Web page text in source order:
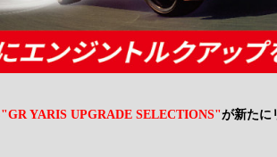
"GR YARIS UPGRADE SELECTIONS"が新たに